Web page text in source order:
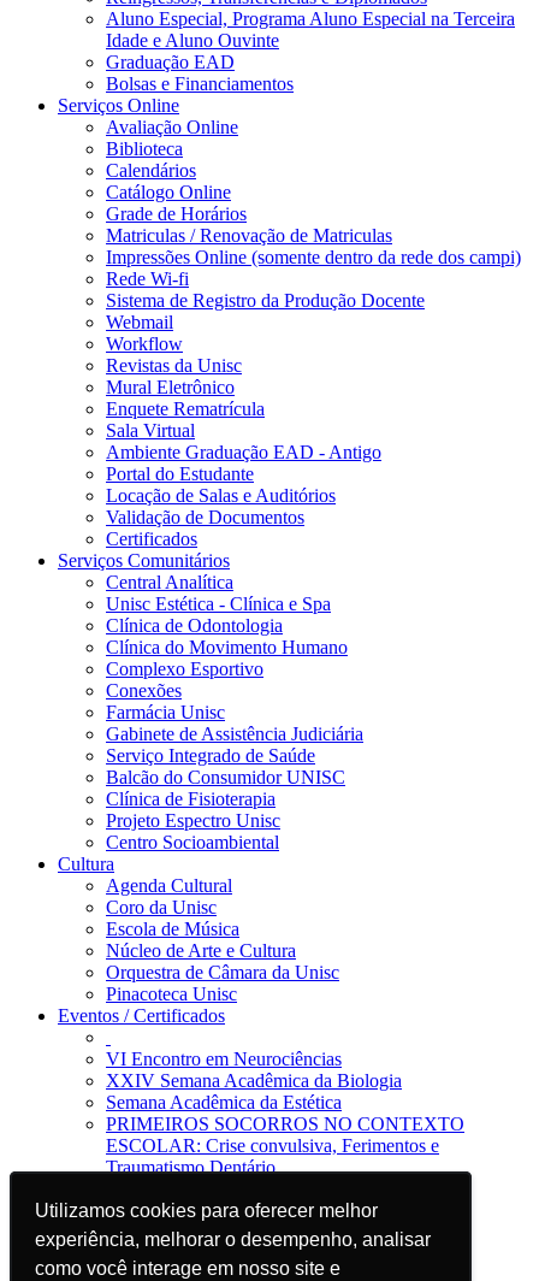
Utilizamos cookies para oferecer melhor
experiência, melhorar o desempenho, analisar
como você interage em nosso site e
Utilizamos cookies para oferecer melhor
experiência, melhorar o desempenho, analisar
como você interage em nosso site e
Aluno Especial, Programa Aluno Especial na Terceira
Idade e Aluno Ouvinte
Graduação EAD
Bolsas e Financiamentos
Serviços Online
Avaliação Online
Biblioteca
Calendários
Catálogo Online
Grade de Horários
Matriculas / Renovação de Matriculas
Impressões Online (somente dentro da rede dos campi)
Rede Wi-fi
Sistema de Registro da Produção Docente
Webmail
Workflow
Revistas da Unisc
Mural Eletrônico
Enquete Rematrícula
Sala Virtual
Ambiente Graduação EAD - Antigo
Portal do Estudante
Locação de Salas e Auditórios
Validação de Documentos
Certificados
Serviços Comunitários
Central Analítica
Unisc Estética - Clínica e Spa
Clínica de Odontologia
Clínica do Movimento Humano
Complexo Esportivo
Conexões
Farmácia Unisc
Gabinete de Assistência Judiciária
Serviço Integrado de Saúde
Balcão do Consumidor UNISC
Clínica de Fisioterapia
Projeto Espectro Unisc
Centro Socioambiental
Cultura
Agenda Cultural
Coro da Unisc
Escola de Música
Núcleo de Arte e Cultura
Orquestra de Câmara da Unisc
Pinacoteca Unisc
Eventos / Certificados
VI Encontro em Neurociências
XXIV Semana Acadêmica da Biologia
Semana Acadêmica da Estética
PRIMEIROS SOCORROS NO CONTEXTO
ESCOLAR: Crise convulsiva, Ferimentos e
Traumatismo Dentário
Jornal da Unisc
Notícias
Imprensa
Blog EAD